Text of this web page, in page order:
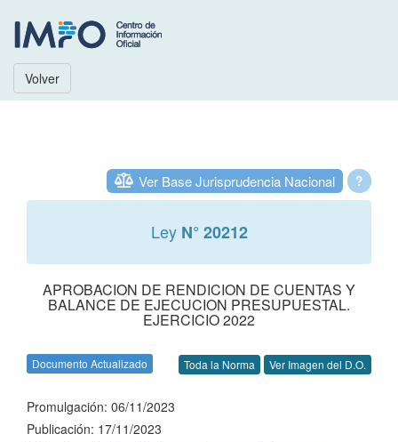
Volver
?
Ver Base Jurisprudencia Nacional
Ley N° 20212
APROBACION DE RENDICION DE CUENTAS Y
BALANCE DE EJECUCION PRESUPUESTAL.
EJERCICIO 2022
Documento Actualizado Toda la Norma Ver Imagen del D.O.
Promulgación: 06/11/2023
Publicación: 17/11/2023